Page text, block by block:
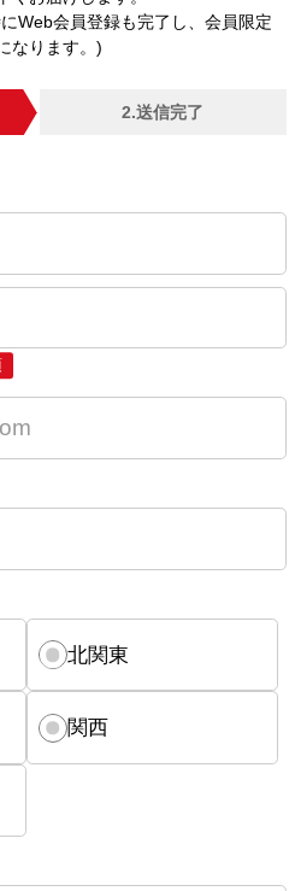
Web会員登録も完了し、会員限定
なります。)
2.送信完了
北関東
関西